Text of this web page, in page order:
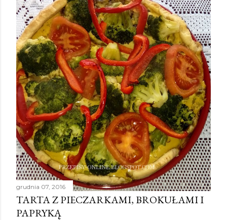
grudnia 07, 2016
TARTA Z PIECZARKAMI, BROKUŁAMI I
PAPRYKĄ